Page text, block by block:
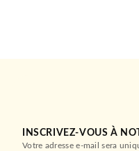
INSCRIVEZ-VOUS À
Votre adresse e-mail sera